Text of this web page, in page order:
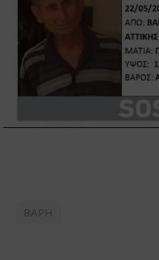
ΒΑΡΗ